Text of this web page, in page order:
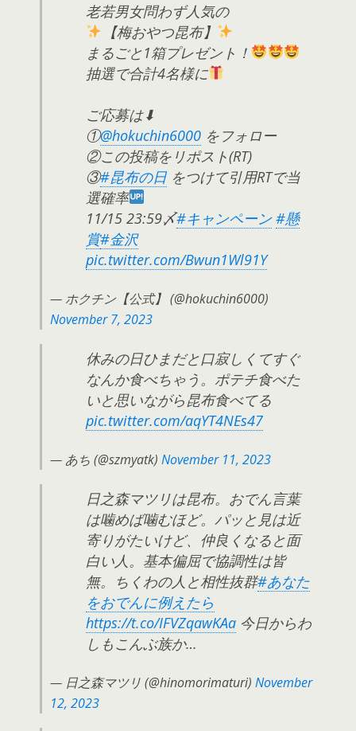
老若男女問わず人気の
【梅おやつ昆布】
まるごと1箱プレゼント！
抽選で合計4名様に
ご応募は⬇
①@hokuchin6000 をフォロー
②この投稿をリポスト(RT)
③#昆布の日をつけて引用RTで当
選確率
11/15 23:59〆#キャンペーン #懸
賞#金沢
pic.twitter.com/Bwun1Wl91Y
— ホクチン【公式】 (@hokuchin6000)
November 7, 2023
休みの日ひまだと口寂しくてすぐ
なんか食べちゃう。ポテチ食べた
いと思いながら昆布食べてる
pic.twitter.com/aqYT4NEs47
— あち (@szmyatk) November 11, 2023
日之森マツリは昆布。おでん言葉
は噛めば噛むほど。パッと見は近
寄りがたいけど、仲良くなると面
白い人。基本偏屈で協調性は皆
無。ちくわの人と相性抜群#あなた
をおでんに例えたら
https://t.co/IFVZqawKAa 今日からわ
しもこんぶ族か…
— 日之森マツリ (@hinomorimaturi) November
12, 2023